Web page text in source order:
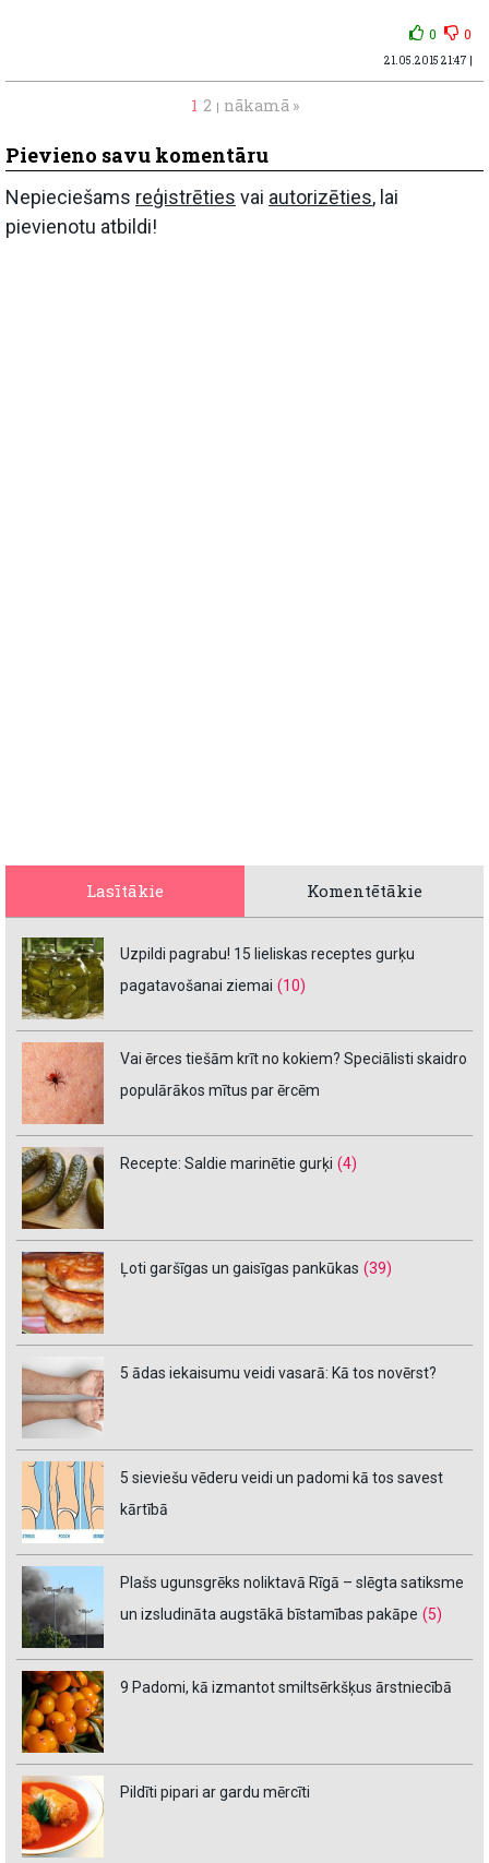
0 0
21.05.2015 21:47 |
1 2 nākamā »
Pievieno savu komentāru
Nepieciešams reģistrēties vai autorizēties, lai
pievienotu atbildi!
Lasītākie Komentētākie
Uzpildi pagrabu! 15 lieliskas receptes gurķu
pagatavošanai ziemai (10)
Vai ērces tiešām krīt no kokiem? Speciālisti skaidro
populārākos mītus par ērcēm
Recepte: Saldie marinētie gurķi (4)
Ļoti garšīgas un gaisīgas pankūkas (39)
5 ādas iekaisumu veidi vasarā: Kā tos novērst?
5 sieviešu vēderu veidi un padomi kā tos savest
kārtībā
Plašs ugunsgrēks noliktavā Rīgā – slēgta satiksme
un izsludināta augstākā bīstamības pakāpe (5)
9 Padomi, kā izmantot smiltsērkšķus ārstniecībā
Pildīti pipari ar gardu mērcīti